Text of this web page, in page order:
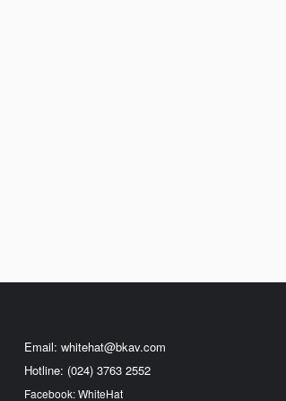
Email: whitehat@bkav.com
Hotline: (024) 3763 2552
Facebook: WhiteHat